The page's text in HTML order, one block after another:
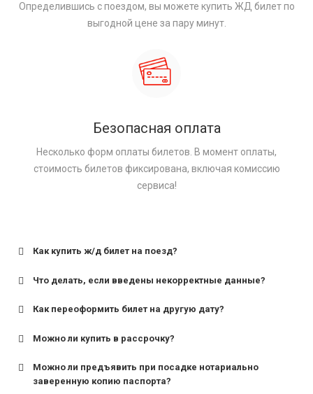
Определившись с поездом, вы можете купить ЖД билет по
выгодной цене за пару минут.
Безопасная оплата
Несколько форм оплаты билетов. В момент оплаты,
стоимость билетов фиксирована, включая комиссию
сервиса!
Как купить ж/д билет на поезд?
Что делать, если введены некорректные данные?
Как переоформить билет на другую дату?
Можно ли купить в рассрочку?
Можно ли предъявить при посадке нотариально
заверенную копию паспорта?